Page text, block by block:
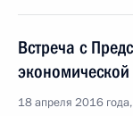
Встреча с
18 апреля 2016